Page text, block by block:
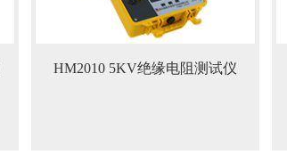
HM2010 5KV绝缘电阻测试仪